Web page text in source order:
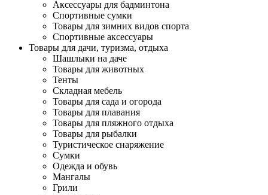
Аксессуары для бадминтона
Спортивные сумки
Товары для зимних видов спорта
Спортивные аксессуары
Товары для дачи, туризма, отдыха
Шашлыки на даче
Товары для животных
Тенты
Складная мебель
Товары для сада и огорода
Товары для плавания
Товары для пляжного отдыха
Товары для рыбалки
Туристическое снаряжение
Сумки
Одежда и обувь
Мангалы
Грили